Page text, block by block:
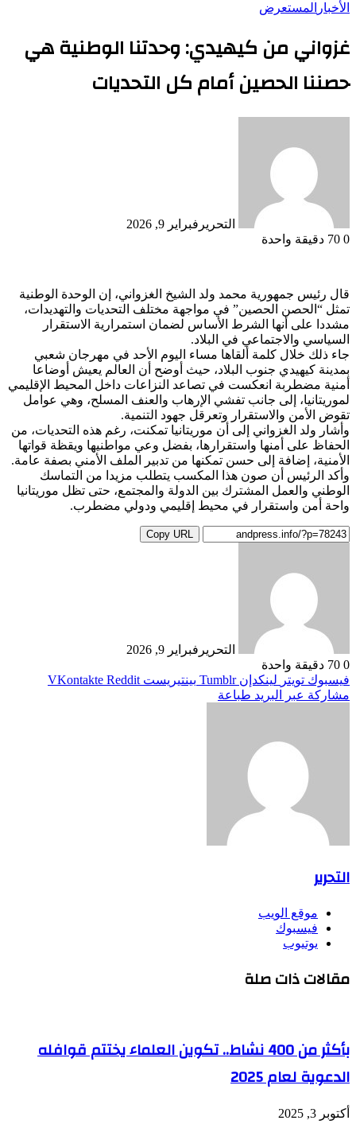
الأخبار المستعرض
غزواني من كيهيدي: وحدتنا الوطنية هي
حصننا الحصين أمام كل التحديات
التحرير فبراير 9, 2026
0
دقيقة واحدة
قال رئيس جمهورية محمد ولد الشيخ الغزواني، إن الوحدة الوطنية
تمثل “الحصن الحصين” في مواجهة مختلف التحديات والتهديدات،
مشددا على أنها الشرط الأساس لضمان استمرارية الاستقرار
السياسي والاجتماعي في البلاد.
جاء ذلك خلال كلمة ألقاها مساء اليوم الأحد في مهرجان شعبي
بمدينة كيهيدي جنوب البلاد، حيث أوضح أن العالم يعيش أوضاعا
أمنية مضطربة انعكست في تصاعد النزاعات داخل المحيط الإقليمي
لموريتانيا، إلى جانب تفشي الإرهاب والعنف المسلح، وهي عوامل
تقوض الأمن والاستقرار وتعرقل جهود التنمية.
وأشار ولد الغزواني إلى أن موريتانيا تمكنت، رغم هذه التحديات، من
الحفاظ على أمنها واستقرارها، بفضل وعي مواطنيها ويقظة قواتها
الأمنية، إضافة إلى حسن تمكنها من تدبير الملف الأمني بصفة عامة.
وأكد الرئيس أن صون هذا المكسب يتطلب مزيدا من التماسك
الوطني والعمل المشترك بين الدولة والمجتمع، حتى تظل موريتانيا
واحة أمن واستقرار في محيط إقليمي ودولي مضطرب.
Copy URL
التحرير فبراير 9, 2026
0
دقيقة واحدة
فيسبوك تويتر لينكدإن بينتيريست
مشاركة عبر البريد طباعة
التحرير
موقع الويب
فيسبوك
يوتيوب
مقالات ذات صلة
بأكثر من 400 نشاط.. تكوين العلماء يختتم قوافله
الدعوية لعام 2025
أكتوبر 3, 2025